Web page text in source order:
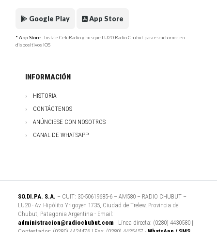
Google Play App Store
* App Store- Instale CeluRadio y busque LU20 Radio Chubut para escucharnos en
dispositivos iOS
INFORMACIÓN
HISTORIA
CONTÁCTENOS
ANÚNCIESE CON NOSOTROS
CANAL DE WHATSAPP
SO.DI.PA. S.A. – CUIT: 30-50619685-6 – AM580 – RADIO CHUBUT –
LU20 - Av. Hipólito Yrigoyen 1735, Ciudad de Trelew, Provincia del
Chubut, Patagonia Argentina - Email:
administracion@radiochubut.com | Línea directa: (0280) 4430580 |